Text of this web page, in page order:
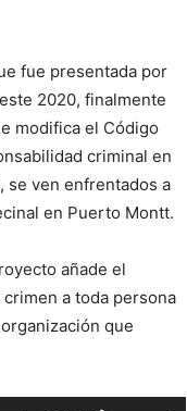
fue presentada por
2020, finalmente
modifica el Código
criminal en
se ven enfrentados a
en Puerto Montt.
añade el
a toda persona
que